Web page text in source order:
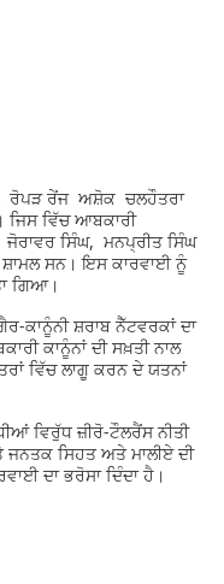
ਰੋਪੜ ਰੇਂਜ ਅਸ਼ੋਕ ਚਲਹੌਤਰਾ
ਵਿੱਚ ਆਬਕਾਰੀ
ਸਿੰਘ, ਮਨਪ੍ਰੀਤ ਸਿੰਘ
ਸਨ। ਇਸ ਕਾਰਵਾਈ ਨੂੰ
ਗਿਆ।
ਕਾਨੂੰਨੀ ਸ਼ਰਾਬ ਨੈੱਟਵਰਕਾਂ ਦਾ
ਕਾਨੂੰਨਾਂ ਦੀ ਸਖ਼ਤੀ ਨਾਲ
ਵਿੱਚ ਲਾਗੂ ਕਰਨ ਦੇ ਯਤਨਾਂ
ਵਿਰੁੱਧ ਜ਼ੀਰੋ-ਟੌਲਰੈਂਸ ਨੀਤੀ
ਸਿਹਤ ਅਤੇ ਮਾਲੀਏ ਦੀ
ਦਾ ਭਰੋਸਾ ਦਿੰਦਾ ਹੈ।